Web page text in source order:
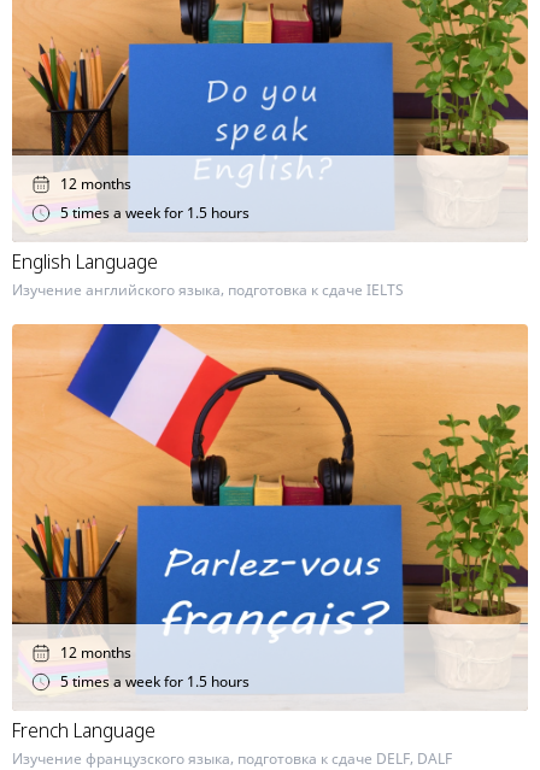
12 months
5 times a week for 1.5 hours
English Language
Изучение английского языка, подготовка к сдаче IELTS
12 months
5 times a week for 1.5 hours
French Language
Изучение французского языка, подготовка к сдаче DELF, DALF